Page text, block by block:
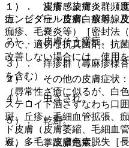
１）． 皮膚感染症：（頻
カンジダ症・皮膚白癬等）
痂疹、毛嚢炎等）［密封法
ので、適切な抗真菌剤、抗
改善しない場合には、使用
２）． その他の皮膚症状
（尋常性ざ瘡に似るが、白
ステロイド酒さすなわち口
斑、丘疹、毛細血管拡張、
ド皮膚（皮膚萎縮、毛細血
斑、多毛、皮膚色素脱失［
１）． 湿疹・皮膚炎群（
症、ビダール苔癬、放射線
２）． 皮膚そう痒症。
３）． 痒疹群（蕁麻疹様
を含む）。
４）． 虫さされ。
５）． 乾癬。
６）． 掌蹠膿疱症。